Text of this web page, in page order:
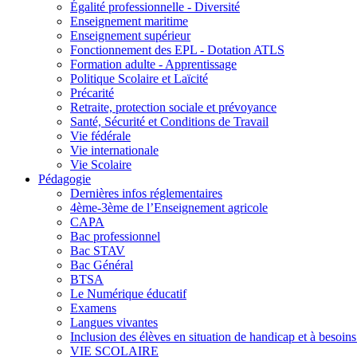
Égalité professionnelle - Diversité
Enseignement maritime
Enseignement supérieur
Fonctionnement des EPL - Dotation ATLS
Formation adulte - Apprentissage
Politique Scolaire et Laïcité
Précarité
Retraite, protection sociale et prévoyance
Santé, Sécurité et Conditions de Travail
Vie fédérale
Vie internationale
Vie Scolaire
Pédagogie
Dernières infos réglementaires
4ème-3ème de l’Enseignement agricole
CAPA
Bac professionnel
Bac STAV
Bac Général
BTSA
Le Numérique éducatif
Examens
Langues vivantes
Inclusion des élèves en situation de handicap et à
VIE SCOLAIRE